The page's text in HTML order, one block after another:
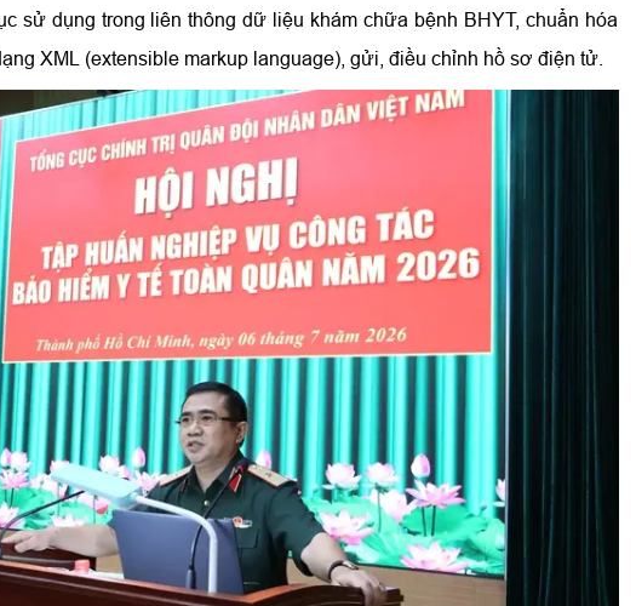
sử dụng trong liên thông dữ liệu khám chữa bệnh BHYT, chuẩn hóa
XML (extensible markup language), gửi, điều chỉnh hồ sơ điện tử.